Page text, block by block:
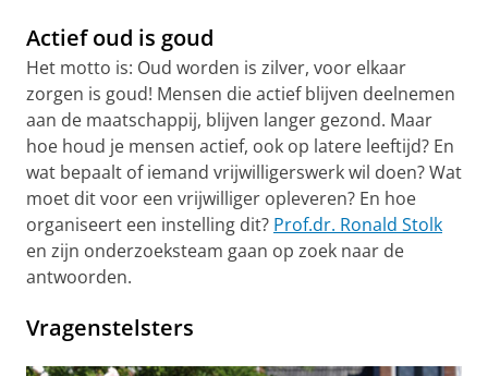
Actief oud is goud
Het motto is: Oud worden is zilver, voor elkaar
zorgen is goud! Mensen die actief blijven deelnemen
aan de maatschappij, blijven langer gezond. Maar
hoe houd je mensen actief, ook op latere leeftijd? En
wat bepaalt of iemand vrijwilligerswerk wil doen? Wat
moet dit voor een vrijwilliger opleveren? En hoe
organiseert een instelling dit? Prof.dr. Ronald Stolk
en zijn onderzoeksteam gaan op zoek naar de
antwoorden.
Vragenstelsters